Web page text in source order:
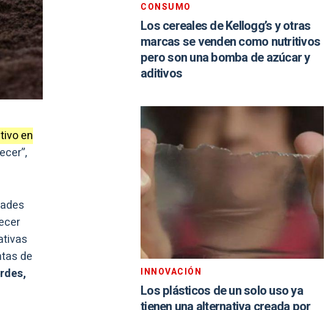
en
de
CONSUMO
Los cereales de Kellogg’s y otras
marcas se venden como nutritivos
pero son una bomba de azúcar y
aditivos
INNOVACIÓN
Los plásticos de un solo uso ya